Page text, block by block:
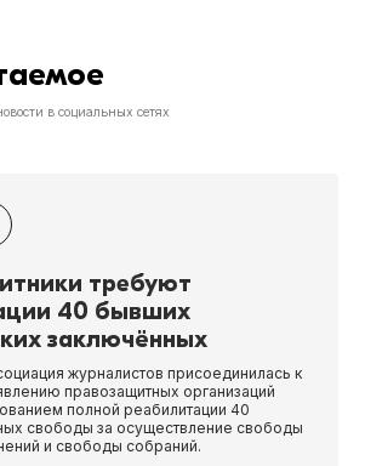
в социальных сетях
требуют
40 бывших
заключённых
журналистов присоединилась к
правозащитных организаций
полной реабилитации 40
свободы за осуществление свободы
и свободы собраний.